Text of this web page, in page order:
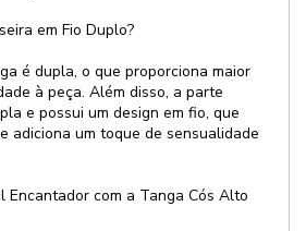
em Fio Duplo?
é dupla, o que proporciona maior
à peça. Além disso, a parte
e possui um design em fio, que
adiciona um toque de sensualidade
Encantador com a Tanga Cós Alto